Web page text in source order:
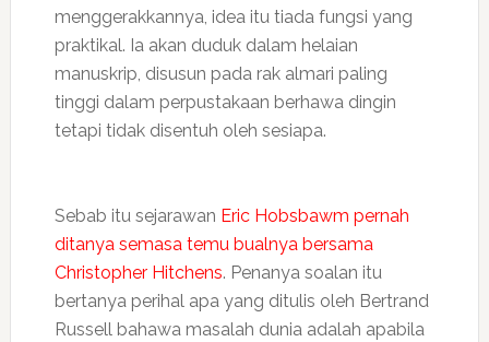
menggerakkannya, idea itu tiada fungsi yang
praktikal. Ia akan duduk dalam helaian
manuskrip, disusun pada rak almari paling
tinggi dalam perpustakaan berhawa dingin
tetapi tidak disentuh oleh sesiapa.
Sebab itu sejarawan Eric Hobsbawm pernah
ditanya semasa temu bualnya bersama
Christopher Hitchens. Penanya soalan itu
bertanya perihal apa yang ditulis oleh Bertrand
Russell bahawa masalah dunia adalah apabila